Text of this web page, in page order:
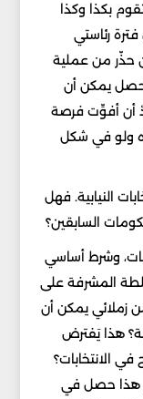
بكذا وكذا
رئاستي
حذّر من عملية
يحصل يمكن أن
أن أفوِّت فرصة
ولو في شكل
النيابية. فهل
السابقين؟
وشرط أساسي
المشرفة على
من زملائي يمكن أن
هذا يَفترض
الانتخابات؟
هذا حصل في